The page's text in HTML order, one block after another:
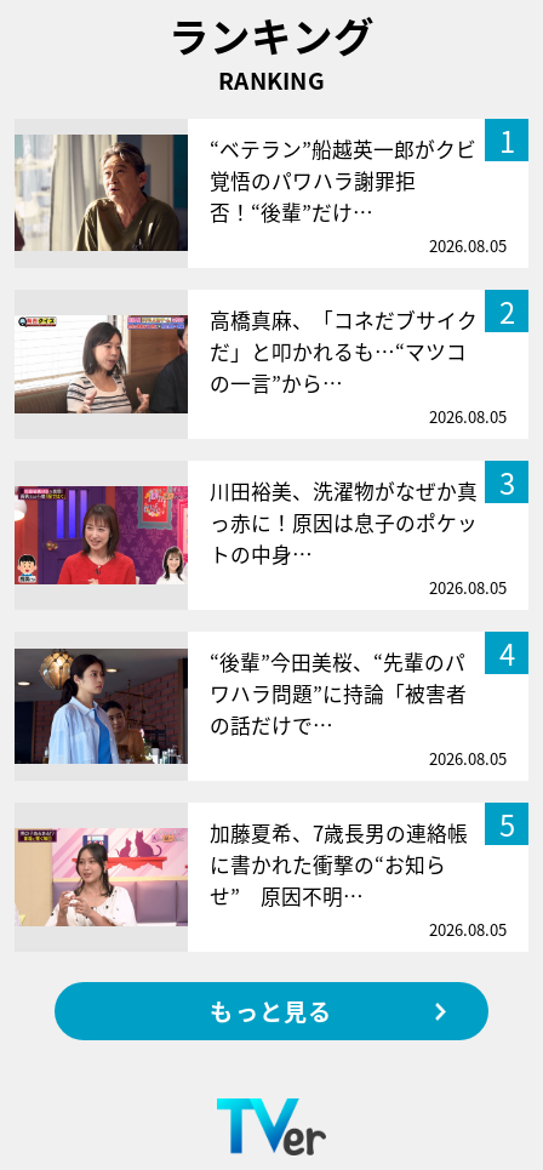
ランキング
RANKING
1
“ベテラン”船越英一郎がクビ
覚悟のパワハラ謝罪拒
否！“後輩”だけ…
2026.08.05
2
高橋真麻、「コネだブサイク
だ」と叩かれるも…“マツコ
の一言”から…
2026.08.05
3
川田裕美、洗濯物がなぜか真
っ赤に！原因は息子のポケッ
トの中身…
2026.08.05
4
“後輩”今田美桜、“先輩のパ
ワハラ問題”に持論「被害者
の話だけで…
2026.08.05
5
加藤夏希、7歳長男の連絡帳
に書かれた衝撃の“お知ら
せ” 原因不明…
2026.08.05
もっと見る